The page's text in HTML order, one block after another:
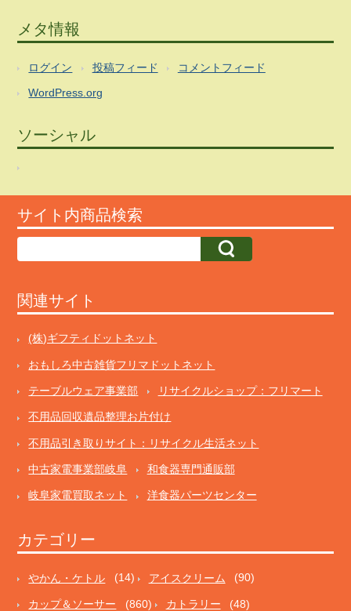
メタ情報
ログイン 投稿フィード コメントフィード
WordPress.org
ソーシャル
サイト内商品検索
関連サイト
(株)ギフティドットネット
おもしろ中古雑貨フリマドットネット
テーブルウェア事業部 リサイクルショップ：フリマート
不用品回収遺品整理お片付け
不用品引き取りサイト：リサイクル生活ネット
中古家電事業部岐阜 和食器専門通販部
岐阜家電買取ネット 洋食器パーツセンター
カテゴリー
やかん・ケトル (14) アイスクリーム (90)
カップ＆ソーサー (860) カトラリー (48)